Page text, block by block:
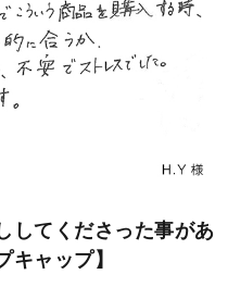
してくださった事があ
キャップ】